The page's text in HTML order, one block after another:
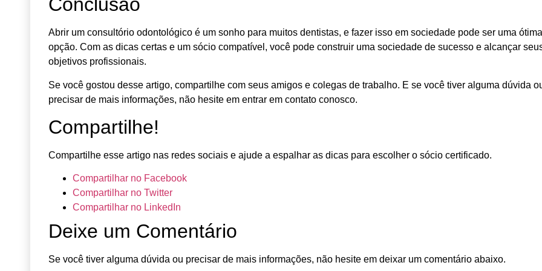
Conclusão
Abrir um consultório odontológico é um sonho para muitos dentistas, e fazer isso em sociedade pode ser uma ótima
opção. Com as dicas certas e um sócio compatível, você pode construir uma sociedade de sucesso e alcançar
objetivos profissionais.
Se você gostou desse artigo, compartilhe com seus amigos e colegas de trabalho. E se você tiver alguma dúvida
precisar de mais informações, não hesite em entrar em contato conosco.
Compartilhe!
Compartilhe esse artigo nas redes sociais e ajude a espalhar as dicas para escolher o sócio certificado.
Compartilhar no Facebook
Compartilhar no Twitter
Compartilhar no LinkedIn
Deixe um Comentário
Se você tiver alguma dúvida ou precisar de mais informações, não hesite em deixar um comentário abaixo.